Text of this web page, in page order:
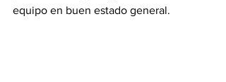
equipo en buen estado general.